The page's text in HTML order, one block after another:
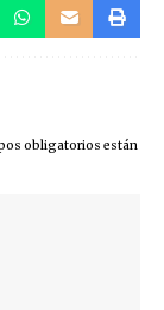
obligatorios están